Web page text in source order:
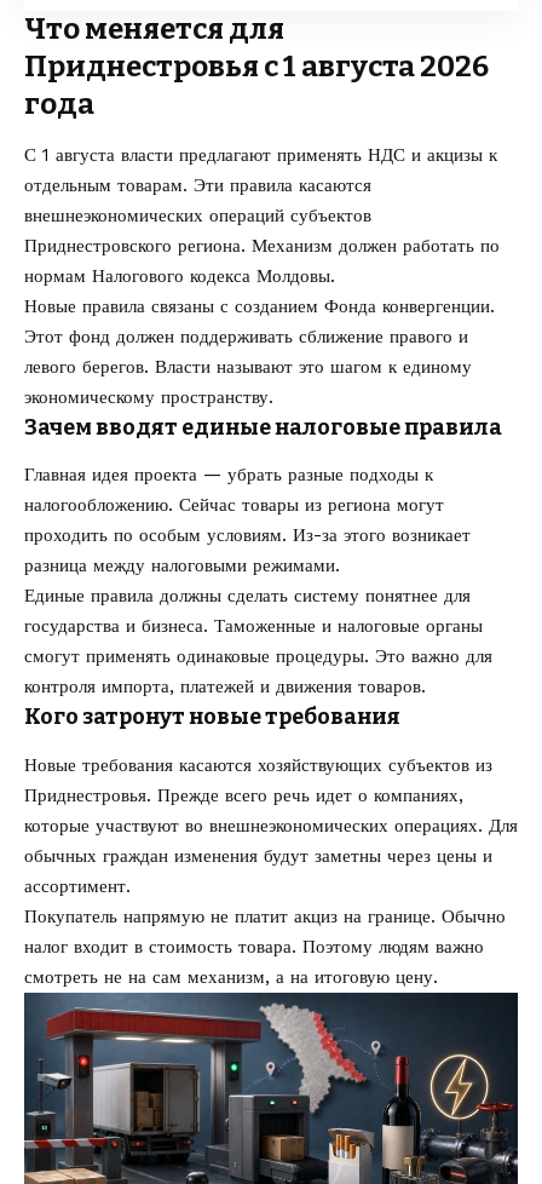
Что меняется для
Приднестровья с 1 августа 2026
года
С 1 августа власти предлагают применять НДС и акцизы к
отдельным товарам. Эти правила касаются
внешнеэкономических операций субъектов
Приднестровского региона. Механизм должен работать по
нормам Налогового кодекса Молдовы.
Новые правила связаны с созданием Фонда конвергенции.
Этот фонд должен поддерживать сближение правого и
левого берегов. Власти называют это шагом к единому
экономическому пространству.
Зачем вводят единые налоговые правила
Главная идея проекта — убрать разные подходы к
налогообложению. Сейчас товары из региона могут
проходить по особым условиям. Из-за этого возникает
разница между налоговыми режимами.
Единые правила должны сделать систему понятнее для
государства и бизнеса. Таможенные и налоговые органы
смогут применять одинаковые процедуры. Это важно для
контроля импорта, платежей и движения товаров.
Кого затронут новые требования
Новые требования касаются хозяйствующих субъектов из
Приднестровья. Прежде всего речь идет о компаниях,
которые участвуют во внешнеэкономических операциях. Для
обычных граждан изменения будут заметны через цены и
ассортимент.
Покупатель напрямую не платит акциз на границе. Обычно
налог входит в стоимость товара. Поэтому людям важно
смотреть не на сам механизм, а на итоговую цену.